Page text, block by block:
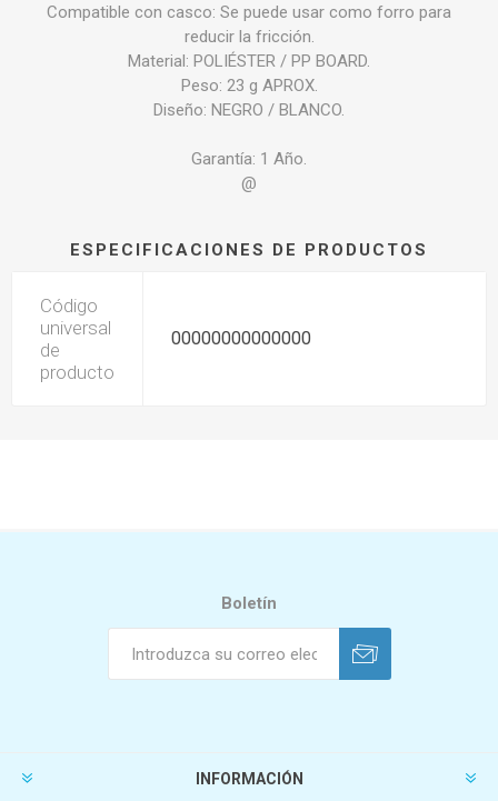
Compatible con casco: Se puede usar como forro para
reducir la fricción.
Material: POLIÉSTER / PP BOARD.
Peso: 23 g APROX.
Diseño: NEGRO / BLANCO.
Garantía: 1 Año.
@
ESPECIFICACIONES DE PRODUCTOS
Código
universal
de
producto
00000000000000
Boletín
INFORMACIÓN